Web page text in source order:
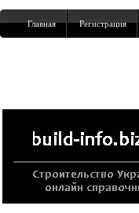
Главная Регистрация